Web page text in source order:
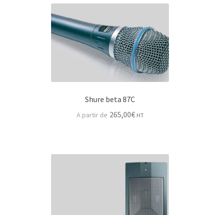
Boite de direct (DI)
Pieds de micro, pupitres & accessoires
Pieds micro
Pupitres musicien
Mesure audio & carte son
Shure beta 87C
265,00€ HT